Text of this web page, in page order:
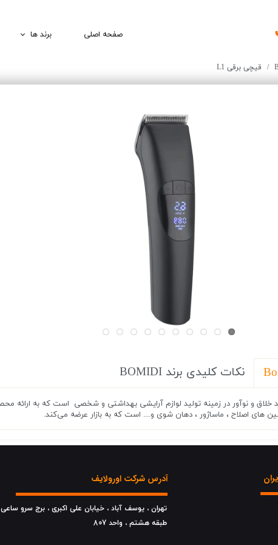
صفحه اصلی برند ها
QCY | کیو سی وای
قیچی برقی L1
نکات کلیدی برند BOMIDI
های اصلاح ، ماساژور ، دهان شوی و.... است که به بازار عرضه می‌کند.
آدرس شرکت اورولایف
تهران ، یوسف آباد ، خیابان علی اکبری ، برج سرو ساعی
​​​​​​​طبقه هشتم ، واحد 807